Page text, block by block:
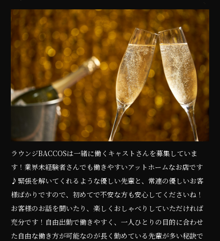
ラウンジBACCOSは一緒に働くキャストさんを募集していま
す！業界未経験者さんでも働きやすいアットホームなお店です
♪緊張を解いてくれるような優しい先輩と、常連の優しいお客
様ばかりですので、初めてで不安な方も安心してくださいね！
お客様のお話を聞いたり、楽しくおしゃべりしていただければ
充分です！自由出勤で働きやすく、一人ひとりの目的に合わせ
た自由な働き方が可能なのが長く勤めている先輩が多い秘訣で